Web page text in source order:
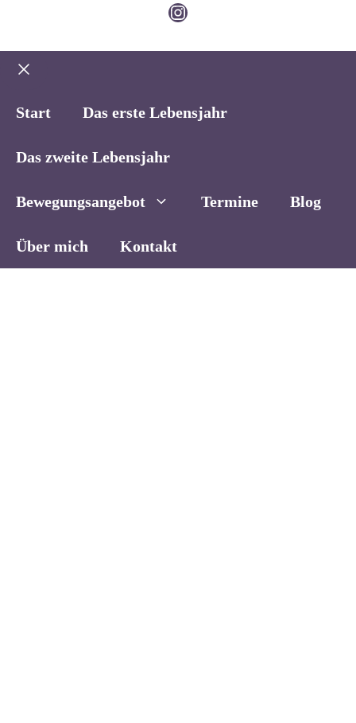
Instagram
Start Das erste Lebensjahr
Das zweite Lebensjahr
Bewegungsangebot Termine Blog
Über mich Kontakt